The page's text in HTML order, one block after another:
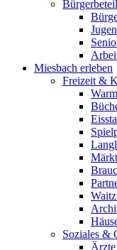
Miesbach erleben
Freizeit &
Soziales &
Ärzte